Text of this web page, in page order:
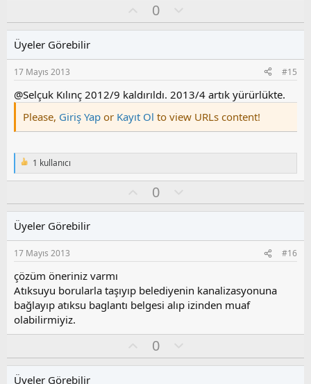
y
0
l
s
u
z
o
y
l
a
Üyeler Görebilir
17 Mayıs 2013 #15
@Selçuk Kılınç 2012/9 kaldırıldı. 2013/4 artık yürürlükte.
Please, Giriş Yap or Kayıt Ol to view URLs content!
T
e
i
l
e
r
:
1 kullanıcı
y
0
l
s
u
o
y
a
Üyeler Görebilir
17 Mayıs 2013 #16
çözüm öneriniz varmı
Atıksuyu borularla taşıyıp belediyenin kanalizasyonuna
bağlayıp atıksu baglantı belgesi alıp izinden muaf
olabilirmiyiz.
y
0
l
Üyeler Görebilir